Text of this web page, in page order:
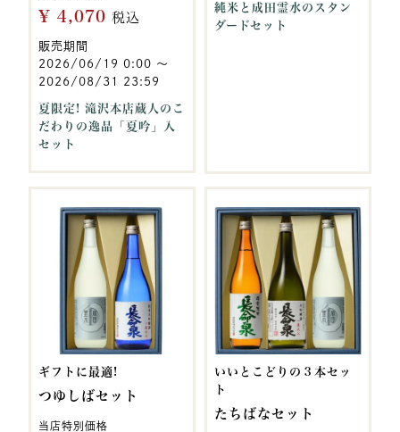
¥ 4,070 税込
販売期間
2026/06/19 0:00 〜
2026/08/31 23:59
夏限定! 滝沢本店蔵人のこ
だわりの逸品「夏吟」入
セット
純米と成田霊水のスタン
ダードセット
ギフトに最適!
つゆしばセット
当店特別価格
いいとこどりの３本セッ
ト
たちばなセット